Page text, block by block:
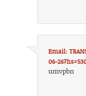
Email:
06-
umvpbn